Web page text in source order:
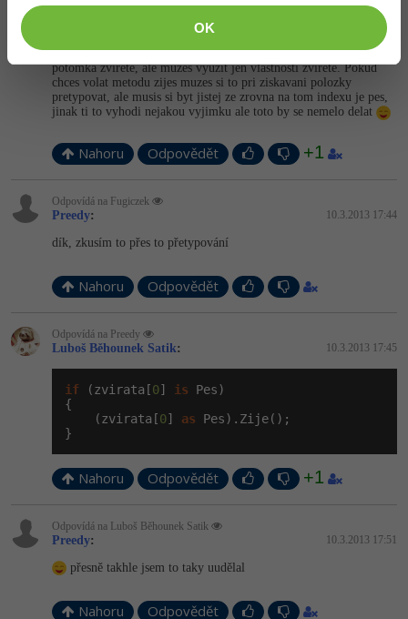
OK
10.3.2013 17:36
vsechny vlastnosti zvirat. Muzes do toho Listu dat jakehokoliv
potomka zvirete, ale muzes vyuzit jen vlastnosti zvirete. Pokud
chces volat metodu zijes muzes si to pri ziskavani polozky
pretypovat, ale musis si byt jistej ze zrovna na tom indexu je pes,
jinak ti to vyhodi nejakou vyjimku ale toto by se nemelo delat
Nahoru Odpovědět +1
Odpovídá na Fugiczek
Preedy: 10.3.2013 17:44
dík, zkusím to přes to přetypování
Nahoru Odpovědět
Odpovídá na Preedy
Luboš Běhounek Satik: 10.3.2013 17:45
if (zvirata[0] is Pes)
{
    (zvirata[
0] as Pes).Zije();
}
Nahoru Odpovědět +1
Odpovídá na Luboš Běhounek Satik
Preedy: 10.3.2013 17:51
přesně takhle jsem to taky uudělal
Nahoru Odpovědět